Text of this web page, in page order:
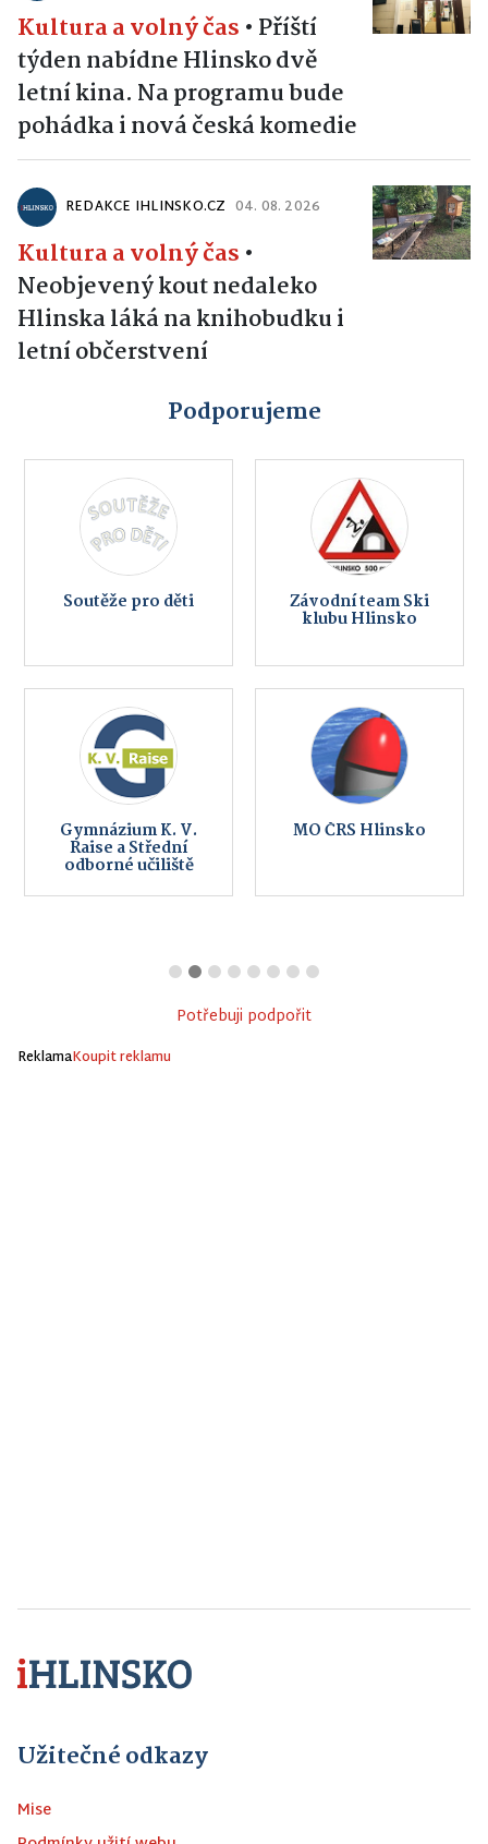
Kultura a volný čas • Příští
týden nabídne Hlinsko dvě
letní kina. Na programu bude
pohádka i nová česká komedie
REDAKCE IHLINSKO.CZ 04. 08. 2026
Kultura a volný čas •
Neobjevený kout nedaleko
Hlinska láká na knihobudku i
letní občerstvení
Podporujeme
Soutěže pro děti Závodní team Ski
klubu Hlinsko
Gymnázium K. V.
Raise a Střední
odborné učiliště
MO ČRS Hlinsko
Potřebuji podpořit
ReklamaKoupit reklamu
Užitečné odkazy
Mise